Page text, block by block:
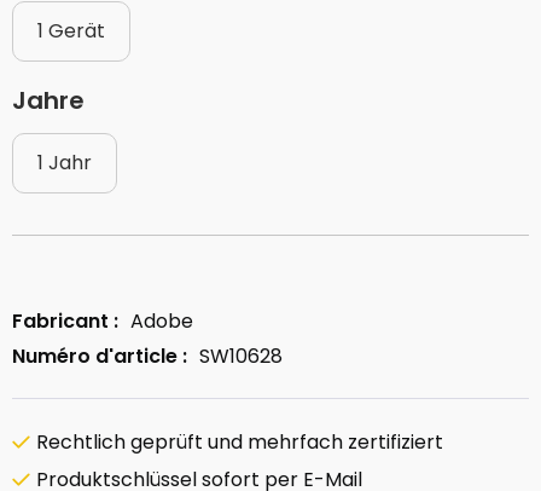
1 Gerät
Jahre
1 Jahr
Fabricant : Adobe
Numéro d'article : SW10628
Rechtlich geprüft und mehrfach zertifiziert
Produktschlüssel sofort per E-Mail